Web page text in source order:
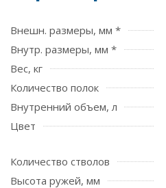
Внешн. размеры, мм *
Внутр. размеры, мм *
Вес, кг
Количество полок
Внутренний объем, л
Цвет
Количество стволов
Высота ружей, мм